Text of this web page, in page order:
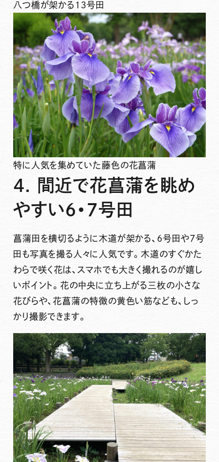
八つ橋が架かる13号田
特に人気を集めていた藤色の花菖蒲
4. 間近で花菖蒲を眺め
やすい6・7号田
菖蒲田を横切るように木道が架かる、6号田や7号
田も写真を撮る人々に人気です。木道のすぐかた
わらで咲く花は、スマホでも大きく撮れるのが嬉し
いポイント。花の中央に立ち上がる三枚の小さな
花びらや、花菖蒲の特徴の黄色い筋なども、しっ
かり撮影できます。